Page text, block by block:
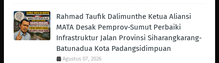
Rahmad Taufik Dalimunthe Ketua Aliansi
MATA Desak Pemprov-Sumut Perbaiki
Infrastruktur Jalan Provinsi Siharangkarang-
Batunadua Kota Padangsidimpuan
Agustus 07, 2026